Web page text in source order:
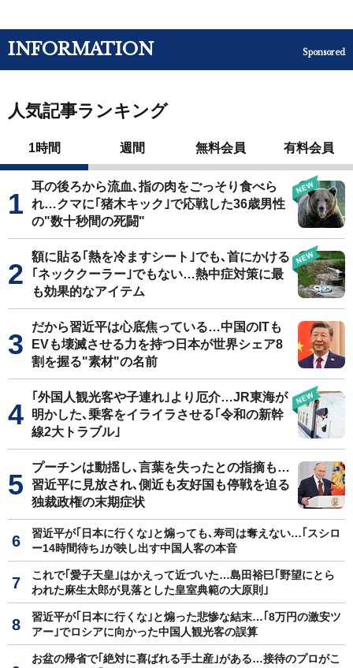
INFORMATION Sponsored
人気記事ランキング
1時間 週間 無料会員 有料会員
耳の後ろから流血､指の肉をごっそり食べら
れ…クマに｢猪木キック｣で応戦した36歳男性
の"数十秒間の死闘"
額に貼る｢熱を冷ますシート｣でも､首にかける
｢ネッククーラー｣でもない…熱中症対策に最
も効果的なアイテム
だから習近平は心底焦っている…中国のITも
EVも壊滅させる力を持つ日本が世界シェア8
割を握る"素材"の名前
｢外国人観光客や子連れ｣より厄介…JR東海が
明かした､乗客をイライラさせる｢令和の新幹
線2大トラブル｣
プーチンは動揺し､言葉を失ったとの指摘も…
習近平に見放され､側近も友好国も停戦を迫る
独裁政権の末期症状
習近平が｢日本に行くな｣と煽っても､寿司は奪えない…｢スシロ
ー14時間待ち｣が映し出す中国人客の本音
これで｢愛子天皇｣はかえって近づいた…島田裕巳｢野望にとら
われた麻生太郎が見落とした皇室典範の大原則｣
習近平が｢日本に行くな｣と煽った悲惨な結末…｢8万円の激安ツ
アー｣でロシアに向かった中国人観光客の誤算
お盆の帰省で｢絶対に喜ばれる手土産｣がある…接待のプロがこ